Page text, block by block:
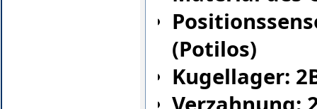
(Potilos)
Kugellager: